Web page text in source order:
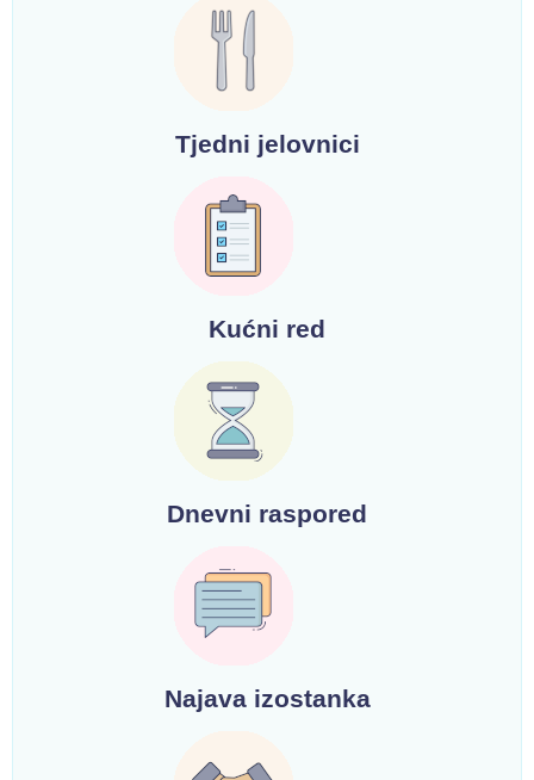
Tjedni jelovnici
Kućni red
Dnevni raspored
Najava izostanka